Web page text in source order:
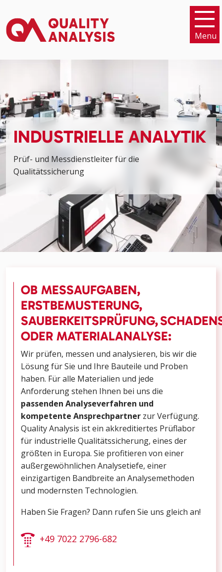
INDUSTRIELLE ANALYTIK
Prüf- und Messdienstleiter für die
Qualitätssicherung
OB MESSAUFGABEN,
ERSTBEMUSTERUNG,
SAUBERKEITSPRÜFUNG,
ODER MATERIALANALYSE:
Wir prüfen, messen und analysieren, bis wir die
Lösung für Sie und Ihre Bauteile und Proben
haben. Für alle Materialien und jede
Anforderung stehen Ihnen bei uns die
passenden Analyseverfahren und
kompetente Ansprechpartner zur Verfügung.
Quality Analysis ist ein akkreditiertes Prüflabor
für industrielle Qualitätssicherung, eines der
größten in Europa. Sie profitieren von einer
außergewöhnlichen Analysetiefe, einer
einzigartigen Bandbreite an Analysemethoden
und modernsten Technologien.
Haben Sie Fragen? Dann rufen Sie uns gleich an!
+49 7022 2796-682
Menu